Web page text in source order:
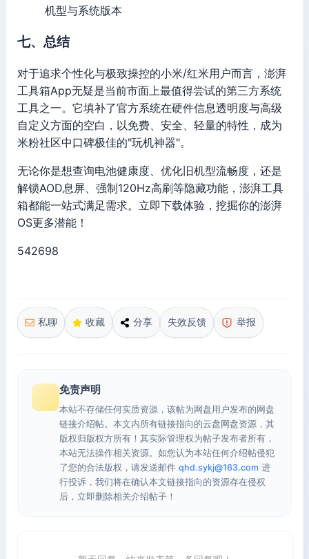
机型与系统版本
七、总结
对于追求个性化与极致操控的小米/红米用户而言，澎湃
工具箱App无疑是当前市面上最值得尝试的第三方系统
工具之一。它填补了官方系统在硬件信息透明度与高级
自定义方面的空白，以免费、安全、轻量的特性，成为
米粉社区中口碑极佳的"玩机神器"。
无论你是想查询电池健康度、优化旧机型流畅度，还是
解锁AOD息屏、强制120Hz高刷等隐藏功能，澎湃工具
箱都能一站式满足需求。立即下载体验，挖掘你的澎湃
OS更多潜能！
542698
私聊 收藏 分享 失效反馈 举报
免责声明
本站不存储任何实质资源，该帖为网盘用户发布的网盘
链接介绍帖。本文内所有链接指向的云盘网盘资源，其
版权归版权方所有！其实际管理权为帖子发布者所有，
本站无法操作相关资源。如您认为本站任何介绍帖侵犯
了您的合法版权，请发送邮件 qhd.sykj@163.com 进
行投诉，我们将在确认本文链接指向的资源存在侵权
后，立即删除相关介绍帖子！